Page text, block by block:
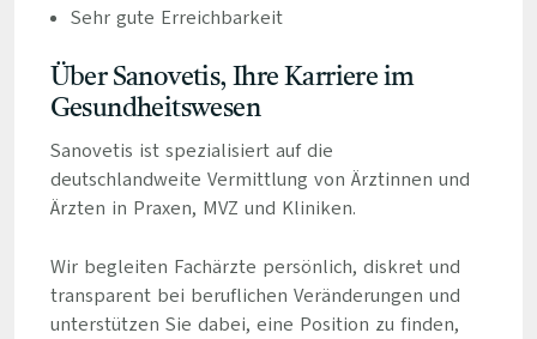
Sehr gute Erreichbarkeit
Über Sanovetis, Ihre Karriere im
Gesundheitswesen
Sanovetis ist spezialisiert auf die
deutschlandweite Vermittlung von Ärztinnen und
Ärzten in Praxen, MVZ und Kliniken.
Wir begleiten Fachärzte persönlich, diskret und
transparent bei beruflichen Veränderungen und
unterstützen Sie dabei, eine Position zu finden,